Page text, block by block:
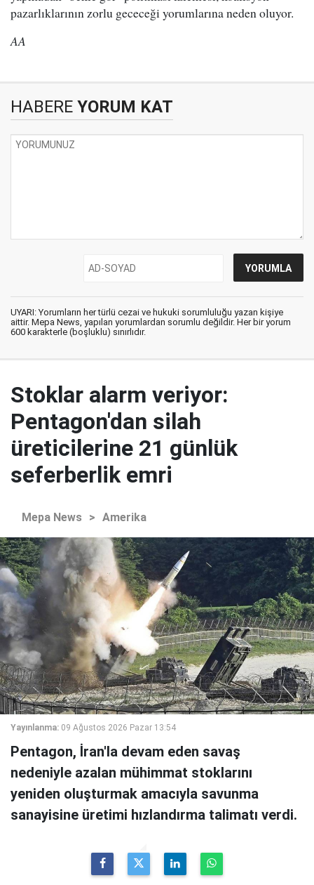
pazarlıklarının zorlu gececeği yorumlarına neden oluyor.
AA
HABERE YORUM KAT
UYARI: Yorumların her türlü cezai ve hukuki sorumluluğu yazan kişiye
aittir. Mepa News, yapılan yorumlardan sorumlu değildir. Her bir yorum
600 karakterle (boşluklu) sınırlıdır.
Stoklar alarm veriyor:
Pentagon'dan silah
üreticilerine 21 günlük
seferberlik emri
Mepa News > Amerika
Yayınlanma: 09 Ağustos 2026 Pazar 13:54
Pentagon, İran'la devam eden savaş
nedeniyle azalan mühimmat stoklarını
yeniden oluşturmak amacıyla savunma
sanayisine üretimi hızlandırma talimatı verdi.